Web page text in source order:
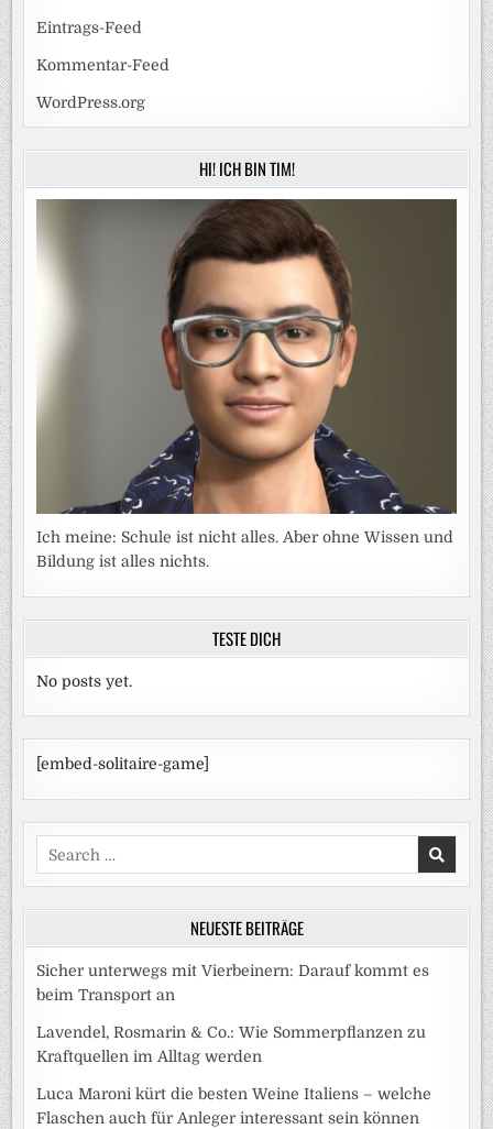
Eintrags-Feed
Kommentar-Feed
WordPress.org
HI! ICH BIN TIM!
Ich meine: Schule ist nicht alles. Aber ohne Wissen und
Bildung ist alles nichts.
TESTE DICH
No posts yet.
[embed-solitaire-game]
Search
for:
NEUESTE BEITRÄGE
Sicher unterwegs mit Vierbeinern: Darauf kommt es
beim Transport an
Lavendel, Rosmarin & Co.: Wie Sommerpflanzen zu
Kraftquellen im Alltag werden
Luca Maroni kürt die besten Weine Italiens – welche
Flaschen auch für Anleger interessant sein können